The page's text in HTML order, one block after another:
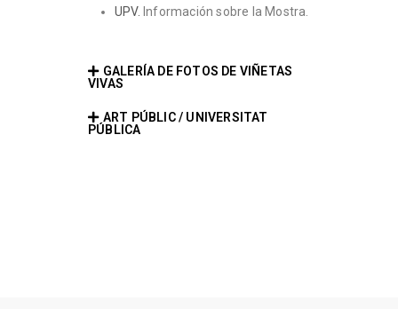
UPV. Información sobre la Mostra.
GALERÍA DE FOTOS DE VIÑETAS
VIVAS
ART PÚBLIC / UNIVERSITAT
PÚBLICA